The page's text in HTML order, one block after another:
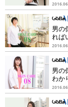
男の
れば
男の
わか